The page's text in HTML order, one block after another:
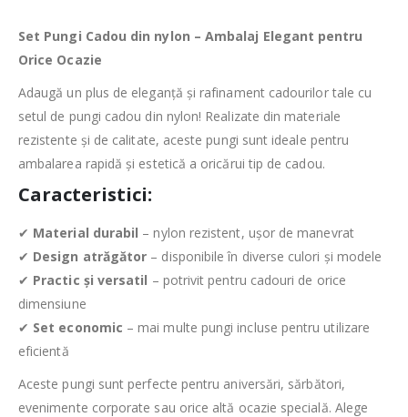
Set Pungi Cadou din nylon – Ambalaj Elegant pentru
Orice Ocazie
Adaugă un plus de eleganță și rafinament cadourilor tale cu
setul de pungi cadou din nylon! Realizate din materiale
rezistente și de calitate, aceste pungi sunt ideale pentru
ambalarea rapidă și estetică a oricărui tip de cadou.
Caracteristici:
✔ Material durabil – nylon rezistent, ușor de manevrat
✔ Design atrăgător – disponibile în diverse culori și modele
✔ Practic și versatil – potrivit pentru cadouri de orice
dimensiune
✔ Set economic – mai multe pungi incluse pentru utilizare
eficientă
Aceste pungi sunt perfecte pentru aniversări, sărbători,
evenimente corporate sau orice altă ocazie specială. Alege